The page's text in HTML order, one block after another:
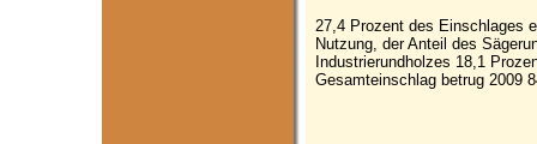
27,4 Prozent des Einschlages
Nutzung, der Anteil des
Industrierundholzes 18,1
Gesamteinschlag betrug 2009